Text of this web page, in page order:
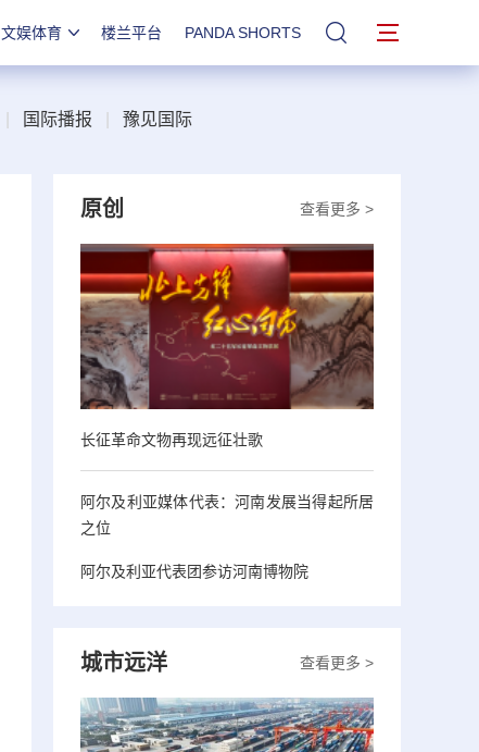
文娱体育 楼兰平台 PANDA SHORTS 站内搜索
国际播报 豫见国际
查看更多 >
原创
长征革命文物再现远征壮歌
阿尔及利亚媒体代表：河南发展当得起所居
之位
阿尔及利亚代表团参访河南博物院
查看更多 >
城市远洋